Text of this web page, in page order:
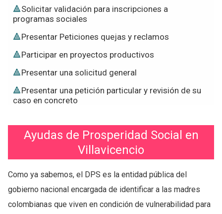
Solicitar validación para inscripciones a
programas sociales
Presentar Peticiones quejas y reclamos
Participar en proyectos productivos
Presentar una solicitud general
Presentar una petición particular y revisión de su
caso en concreto
Ayudas de Prosperidad Social en
Villavicencio
Como ya sabemos, el DPS es la entidad pública del
gobierno nacional encargada de identificar a las madres
colombianas que viven en condición de vulnerabilidad para